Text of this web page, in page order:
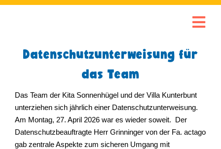
Datenschutzunterweisung für
das Team
Das Team der Kita Sonnenhügel und der Villa Kunterbunt
unterziehen sich jährlich einer Datenschutzunterweisung.
Am Montag, 27. April 2026 war es wieder soweit. Der
Datenschutzbeauftragte Herr Grinninger von der Fa. actago
gab zentrale Aspekte zum sicheren Umgang mit